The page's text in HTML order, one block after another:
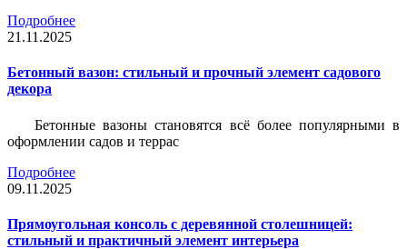
Подробнее
21.11.2025
Бетонный вазон: стильный и прочный элемент садового
декора
Бетонные вазоны становятся всё более популярными в
оформлении садов и террас
Подробнее
09.11.2025
Прямоугольная консоль с деревянной столешницей:
стильный и практичный элемент интерьера